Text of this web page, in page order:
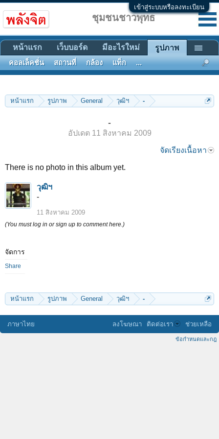
เข้าสู่ระบบหรือลงทะเบียน
หน้าแรก รูปภาพ General วุฒิฯ -
-
อัปเดต 11 สิงหาคม 2009
จัดเรียงเนื้อหา
There is no photo in this album yet.
วุฒิฯ
-
11 สิงหาคม 2009
(You must log in or sign up to comment here.)
จัดการ
Share
หน้าแรก รูปภาพ General วุฒิฯ -
ชุมชนชาวพุทธ
หน้าแรก เว็บบอร์ด มีอะไรใหม่ รูปภาพ
คอลเล็คชั่น สถานที่ กล้อง แท็ก ...
ภาษาไทย ลงโฆษณา ติดต่อเรา ช่วยเหลือ
ข้อกำหนดและกฎ